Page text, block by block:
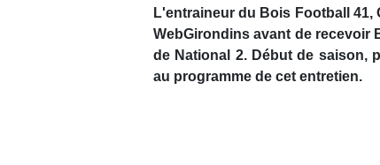
L'entraineur du Bois Football
WebGirondins avant de recevoir
de National 2. Début de saison,
au programme de cet entretien.